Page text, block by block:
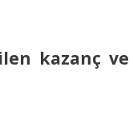
kazanç